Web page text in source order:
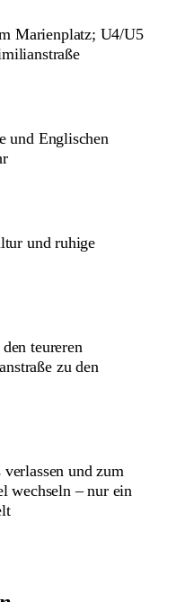
Marienplatz; U4/U5
und Englischen
und ruhige
teureren
zu den
und zum
wechseln – nur ein